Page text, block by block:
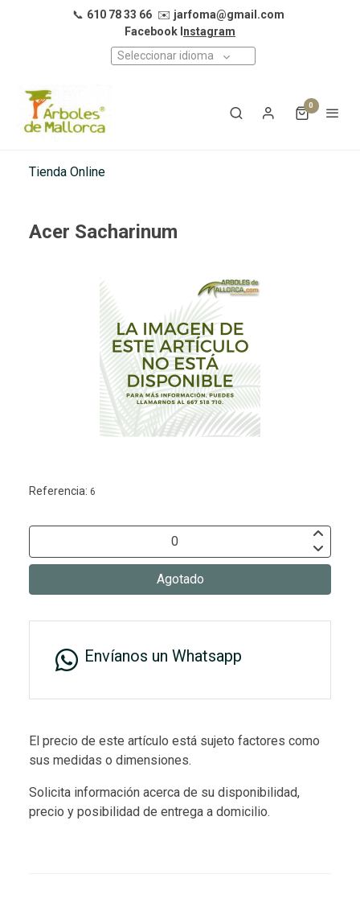
📞 610 78 33 66 ✉️ jarfoma@gmail.com
Facebook I nstagram
Seleccionar idioma
0
Tienda Online
Acer Sacharinum
Referencia: 6
Agotado
Envíanos un Whatsapp
El precio de este artículo está sujeto factores como
sus medidas o dimensiones.
Solicita información acerca de su disponibilidad,
precio y posibilidad de entrega a domicilio.